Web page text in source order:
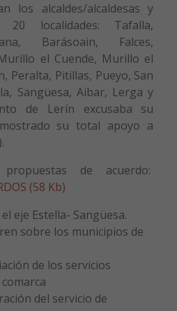
los alcaldes/alcaldesas y
20 localidades: Tafalla,
Barásoain, Falces,
el Cuende, Murillo el
Peralta, Pitillas, Pueyo, San
Sangüesa, Aibar, Lerga y
de Lerín excusaba su
su total apoyo a
de acuerdo:
(58 Kb)
eje Estella- Sangüesa.
sobre los municipios de
de los servicios
del servicio de